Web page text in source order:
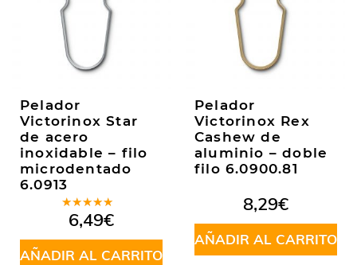
Pelador
Victorinox Star
de acero
inoxidable – filo
microdentado
6.0913
Valorado
en5.00de
5
6,49€
AÑADIR AL CARRITO
Pelador
Victorinox Rex
Cashew de
aluminio – doble
filo 6.0900.81
8,29€
AÑADIR AL CARRITO